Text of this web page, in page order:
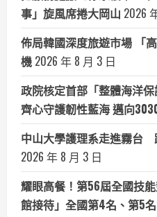
事」旋風席捲大岡山 2026
佈局韓國深度旅遊市場 「
機 2026 年 8 月 3 日
政院核定首部「整體海洋
齊心守護韌性藍海 邁向
中山大學護理系走進霧台
2026 年 8 月 3 日
耀眼高餐！第56屆全國技
館接待」全國第4名、第5名​